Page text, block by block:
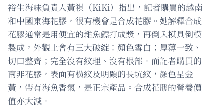
裕生海味負責人黃祺（KiKi）指出，記者購買的越南
和中國東海花膠，很有機會是合成花膠。她解釋合成
花膠通常是用便宜的雜魚鰾打成漿，再倒入模具倒模
製成，外觀上會有三大破綻：顏色雪白；厚薄一致、
切口整齊；完全沒有紋理、沒有根部。而記者購買的
南非花膠，表面有橫紋及明顯的長坑紋，顏色呈金
黃，帶有海魚香氣，是正宗產品。合成花膠的營養價
值亦大減。